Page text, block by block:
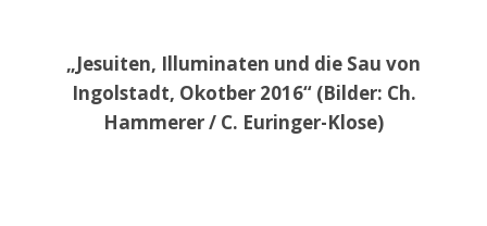
„Jesuiten, Illuminaten und die Sau von
Ingolstadt, Okotber 2016“ (Bilder: Ch.
Hammerer / C. Euringer-Klose)